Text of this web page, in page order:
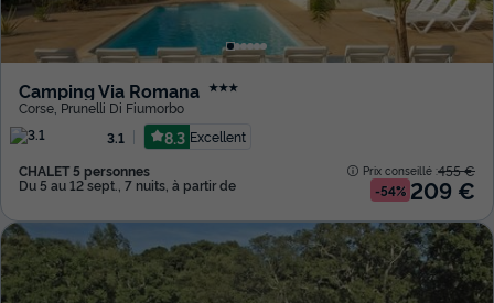
Camping Via Romana ★★★
Corse Prunelli Di Fiumorbo
3.1
8.3 Excellent
CHALET 5 personnes
Du 5 au 12 sept., 7 nuits, à partir de
Prix conseillé :455 €
-54% 209 €